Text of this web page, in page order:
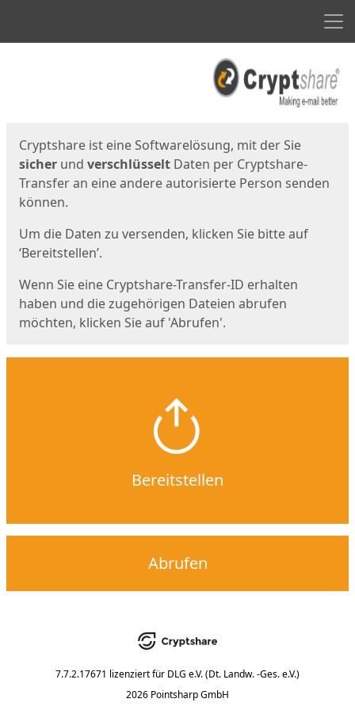
Cryptshare ist eine Softwarelösung, mit der Sie
sicher und verschlüsselt Daten per Cryptshare-
Transfer an eine andere autorisierte Person senden
können.
Um die Daten zu versenden, klicken Sie bitte auf
‘Bereitstellen’.
Wenn Sie eine Cryptshare-Transfer-ID erhalten
haben und die zugehörigen Dateien abrufen
möchten, klicken Sie auf 'Abrufen'.
Bereitstellen
Abrufen
7.7.2.17671 lizenziert für DLG e.V. (Dt. Landw. -Ges. e.V.)
2026 Pointsharp GmbH